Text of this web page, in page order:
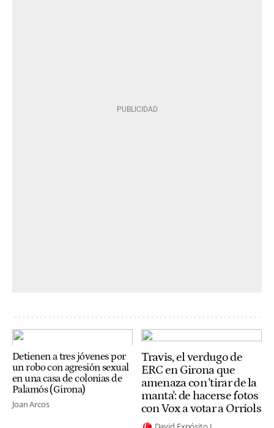
Detienen a tres jóvenes por
un robo con agresión sexual
en una casa de colonias de
Palamós (Girona)
Joan Arcos
Travis, el verdugo de
ERC en Girona que
amenaza con 'tirar de la
manta': de hacerse fotos
con Vox a votar a Orriols